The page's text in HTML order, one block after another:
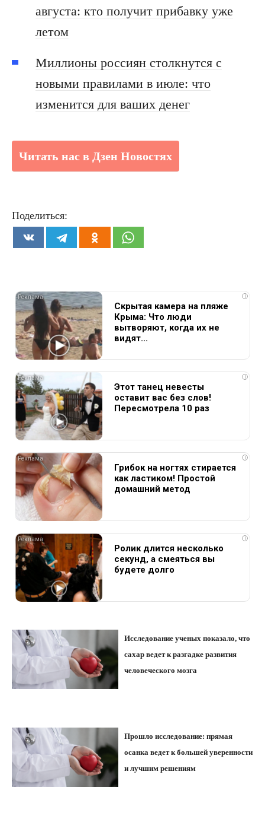
августа: кто получит прибавку уже
летом
Миллионы россиян столкнутся с
новыми правилами в июле: что
изменится для ваших денег
Читать нас в Дзен Новостях
Поделиться:
i
Скрытая камера на пляже
Крыма: Что люди
вытворяют, когда их не
видят...
i
Этот танец невесты
оставит вас без слов!
Пересмотрела 10 раз
i
Грибок на ногтях стирается
как ластиком! Простой
домашний метод
i
Ролик длится несколько
секунд, а смеяться вы
будете долго
Исследование ученых показало, что
сахар ведет к разгадке развития
человеческого мозга
Прошло исследование: прямая
осанка ведет к большей уверенности
и лучшим решениям